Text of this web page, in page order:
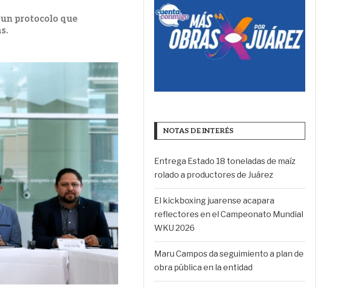
protocolo que
NOTAS DE INTERÉS
Entrega Estado 18 toneladas de maíz
rolado a productores de Juárez
El kickboxing juarense acapara
reflectores en el Campeonato Mundial
WKU 2026
Maru Campos da seguimiento a plan de
obra pública en la entidad